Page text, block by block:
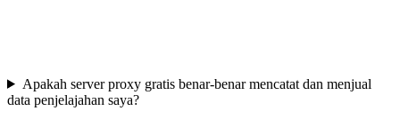
Apakah server proxy gratis benar-benar mencatat dan menjual
data penjelajahan saya?